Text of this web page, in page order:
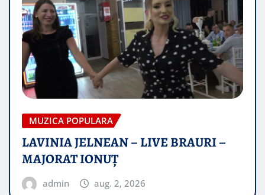
MUZICA POPULARA
LAVINIA JELNEAN – LIVE BRAURI –
MAJORAT IONUŢ
admin aug. 2, 2026